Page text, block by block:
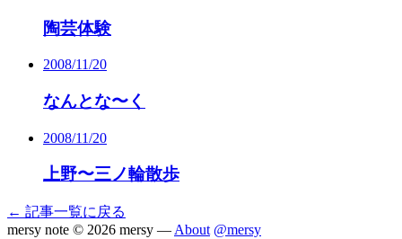
陶芸体験
2008/11/20
なんとな〜く
2008/11/20
上野〜三ノ輪散歩
← 記事一覧に戻る
mersy note © 2026 mersy — About @mersy